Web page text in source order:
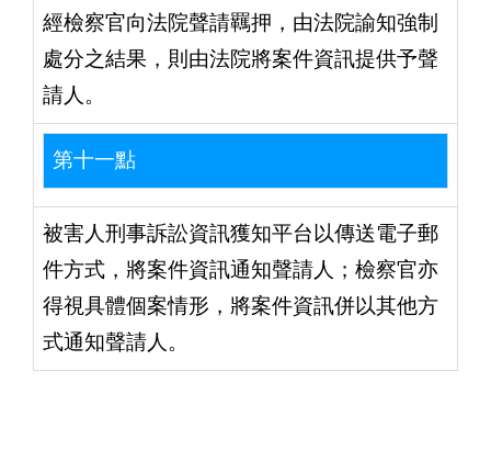
經檢察官向法院聲請羈押，由法院諭知強制
處分之結果，則由法院將案件資訊提供予聲
請人。
第十一點
被害人刑事訴訟資訊獲知平台以傳送電子郵
件方式，將案件資訊通知聲請人；檢察官亦
得視具體個案情形，將案件資訊併以其他方
式通知聲請人。